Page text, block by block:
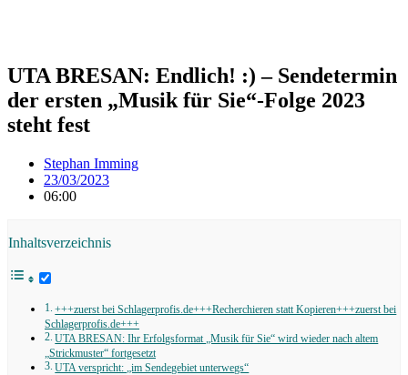
UTA BRESAN: Endlich! :) – Sendetermin
der ersten „Musik für Sie“-Folge 2023
steht fest
Stephan Imming
23/03/2023
06:00
Inhaltsverzeichnis
+++zuerst bei Schlagerprofis.de+++Recherchieren statt Kopieren+++zuerst bei
Schlagerprofis.de+++
UTA BRESAN: Ihr Erfolgsformat „Musik für Sie“ wird wieder nach altem
„Strickmuster“ fortgesetzt
UTA verspricht: „im Sendegebiet unterwegs“